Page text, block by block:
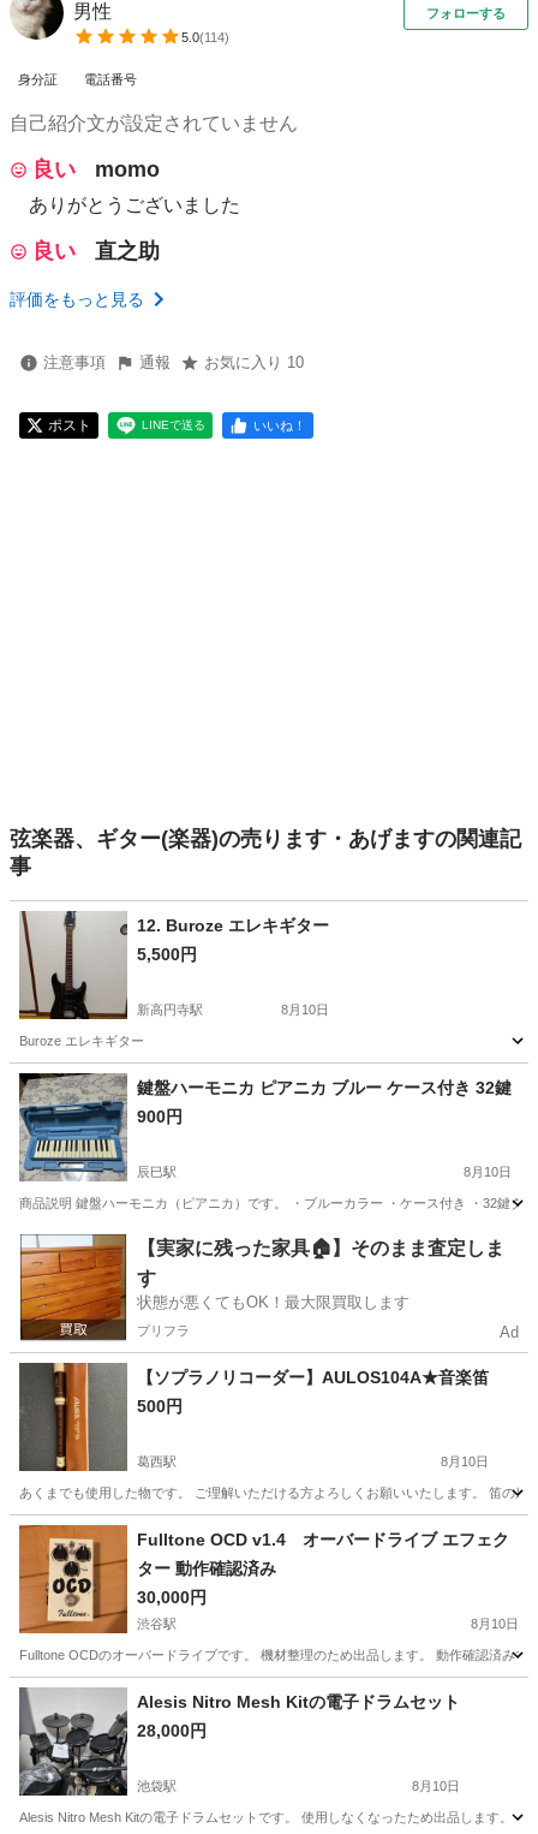
男性
5.0(114)
フォローする
身分証 電話番号
自己紹介文が設定されていません
良い momo
ありがとうございました
良い 直之助
評価をもっと見る
注意事項 通報 お気に入り 10
ポスト LINEで送る いいね！
弦楽器、ギター(楽器)の売ります・あげますの関連記
事
12. Buroze エレキギター
5,500円
新高円寺駅 8月10日
Buroze エレキギター
東京 杉並区 新高円寺駅 弦楽器、ギター エレキギター
鍵盤ハーモニカ ピアニカ ブルー ケース付き 32鍵
900円
辰巳駅 8月10日
商品説明 鍵盤ハーモニカ（ピアニカ）です。 ・ブルーカラー ・ケース付き ・32鍵
東京 江東区 辰巳駅 鍵盤楽器、ピアノ 鍵盤ハーモニカ
【実家に残った家具🏠】そのまま査定しま
す
状態が悪くてもOK！最大限買取します
プリフラ Ad
【ソプラノリコーダー】AULOS104A★音楽笛
500円
葛西駅 8月10日
あくまでも使用した物です。 ご理解いただける方よろしくお願いいたします。 笛の
東京 江戸川区 管楽器、笛、ハーモニカ AULOS
Fulltone OCD v1.4 オーバードライブ エフェク
ター 動作確認済み
30,000円
渋谷駅 8月10日
Fulltone OCDのオーバードライブです。 機材整理のため出品します。 動作確認済み
東京 渋谷区 エフェクター、PA機器
Alesis Nitro Mesh Kitの電子ドラムセット
28,000円
池袋駅 8月10日
Alesis Nitro Mesh Kitの電子ドラムセットです。 使用しなくなったため出品します。